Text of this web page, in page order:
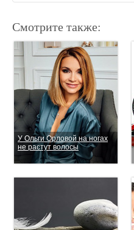
Смотрите также:
У Ольги Орловой на ногах
не растут волосы